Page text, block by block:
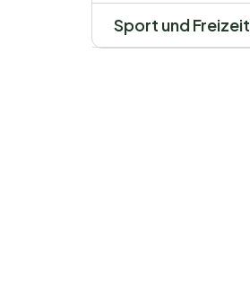
Sport und Freizeit